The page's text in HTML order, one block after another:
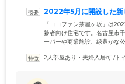
2022年5月に開設した新
ただけます
「ココファン茶屋ヶ坂」は
齢者向け住宅です。名古屋市
ーパーや商業施設、緑豊かな
業所を併設し、24時間体制で
2人部屋あり・夫婦入居可 /ト